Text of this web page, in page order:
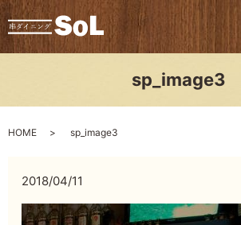
sp_image3
HOME sp_image3
2018/04/11